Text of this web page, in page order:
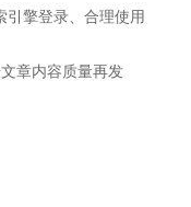
引擎登录、合理使用
章内容质量再发